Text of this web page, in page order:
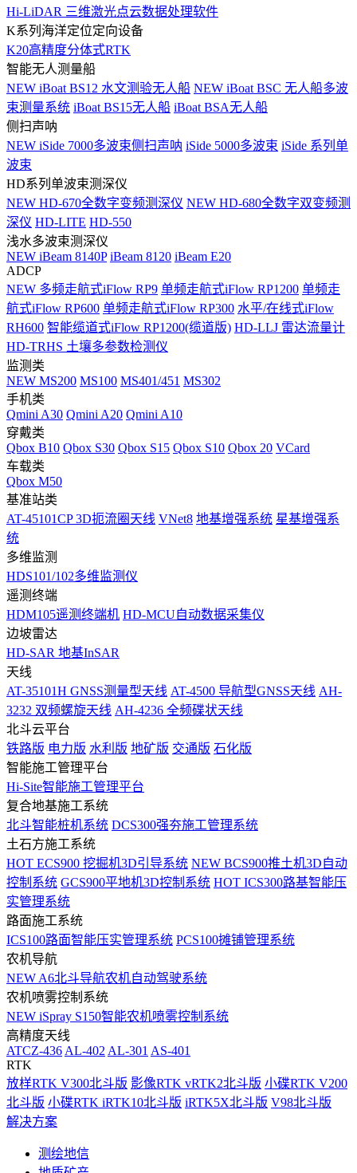
Hi-LiDAR 三维激光点云数据处理软件
K系列海洋定位定向设备
K20高精度分体式RTK
智能无人测量船
NEW iBoat BS12 水文测验无人船 NEW iBoat BSC 无人船多波
束测量系统 iBoat BS15无人船 iBoat BSA无人船
侧扫声呐
NEW iSide 7000多波束侧扫声呐 iSide 5000多波束 iSide 系列单
波束
HD系列单波束测深仪
NEW HD-670全数字变频测深仪 NEW HD-680全数字双变频测
深仪 HD-LITE HD-550
浅水多波束测深仪
NEW iBeam 8140P iBeam 8120 iBeam E20
ADCP
NEW 多频走航式iFlow RP9 单频走航式iFlow RP1200 单频走
航式iFlow RP600 单频走航式iFlow RP300 水平/在线式iFlow
RH600 智能缆道式iFlow RP1200(缆道版) HD-LLJ 雷达流量计
HD-TRHS 土壤多参数检测仪
监测类
NEW MS200 MS100 MS401/451 MS302
手机类
Qmini A30 Qmini A20 Qmini A10
穿戴类
Qbox B10 Qbox S30 Qbox S15 Qbox S10 Qbox 20 VCard
车载类
Qbox M50
基准站类
AT-45101CP 3D扼流圈天线 VNet8 地基增强系统 星基增强系
统
多维监测
HDS101/102多维监测仪
遥测终端
HDM105遥测终端机 HD-MCU自动数据采集仪
边坡雷达
HD-SAR 地基InSAR
天线
AT-35101H GNSS测量型天线 AT-4500 导航型GNSS天线 AH-
3232 双频螺旋天线 AH-4236 全频碟状天线
北斗云平台
铁路版 电力版 水利版 地矿版 交通版 石化版
智能施工管理平台
Hi-Site智能施工管理平台
复合地基施工系统
北斗智能桩机系统 DCS300强夯施工管理系统
土石方施工系统
HOT ECS900 挖掘机3D引导系统 NEW BCS900推土机3D自动
控制系统 GCS900平地机3D控制系统 HOT ICS300路基智能压
实管理系统
路面施工系统
ICS100路面智能压实管理系统 PCS100摊铺管理系统
农机导航
NEW A6北斗导航农机自动驾驶系统
农机喷雾控制系统
NEW iSpray S150智能农机喷雾控制系统
高精度天线
ATCZ-436 AL-402 AL-301 AS-401
RTK
放样RTK V300北斗版 影像RTK vRTK2北斗版 小碟RTK V200
北斗版 小碟RTK iRTK10北斗版 iRTK5X北斗版 V98北斗版
解决方案
测绘地信